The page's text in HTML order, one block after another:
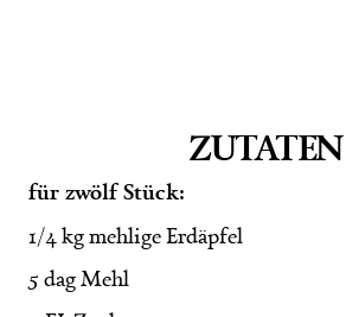
ZUTATEN
für zwölf Stück:
1/4 kg mehlige Erdäpfel
5 dag Mehl